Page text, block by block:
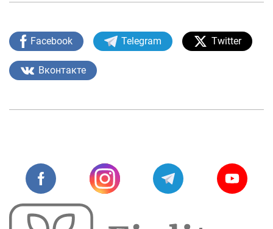
Facebook Telegram Twitter
Вконтакте